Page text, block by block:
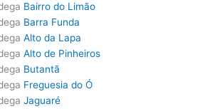
Bairro do Limão
Barra Funda
Alto da Lapa
Alto de Pinheiros
Butantã
Freguesia do Ó
Jaguaré